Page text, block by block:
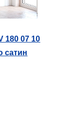
180 07 10
сатин